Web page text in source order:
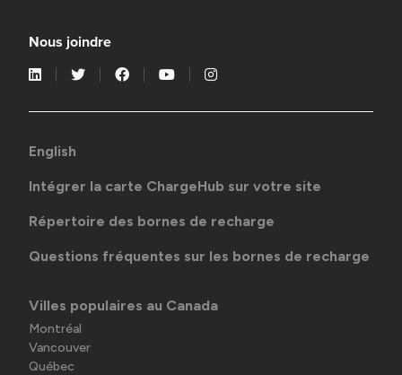
Nous joindre
English
Intégrer la carte ChargeHub sur votre site
Répertoire des bornes de recharge
Questions fréquentes sur les bornes de recharge
Villes populaires au Canada
Montréal
Vancouver
Québec